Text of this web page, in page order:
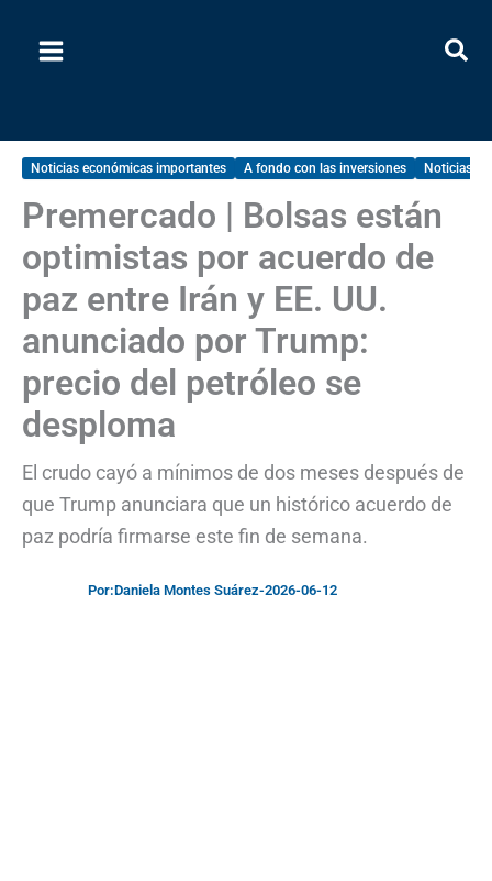
Noticias económicas importantes A fondo con las inversiones Noticias
Premercado | Bolsas están
optimistas por acuerdo de
paz entre Irán y EE. UU.
anunciado por Trump:
precio del petróleo se
desploma
El crudo cayó a mínimos de dos meses después de
que Trump anunciara que un histórico acuerdo de
paz podría firmarse este fin de semana.
Por:Daniela Montes Suárez-2026-06-12